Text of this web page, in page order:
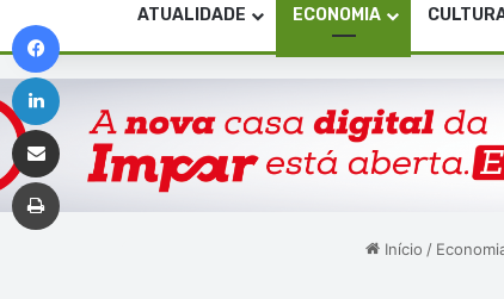
ATUALIDADE ECONOMIA
Início /
Linkedin
Imprimir